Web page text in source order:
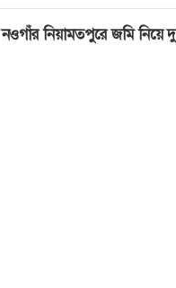
নওগাঁর নিয়ামতপুরে জমি নিয়ে